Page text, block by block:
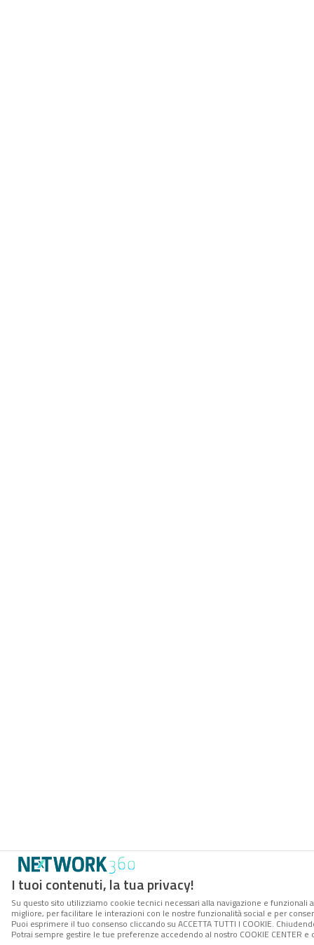
I tuoi contenuti, la tua privacy!
Su questo sito utilizziamo cookie tecnici necessari alla navigazione e
migliore, per facilitare le interazioni con le nostre funzionalità social e per
Puoi esprimere il tuo consenso cliccando su ACCETTA TUTTI I COOKIE.
Potrai sempre gestire le tue preferenze accedendo al nostro COOKIE